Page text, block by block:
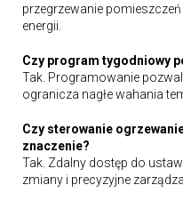
przegrzewanie
energii.
Czy program tygodniowy
Tak. Programowanie
ogranicza nagłe wahania
Czy sterowanie
znaczenie?
Tak. Zdalny dostęp do
zmiany i precyzyjne